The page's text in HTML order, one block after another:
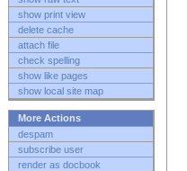
show print view
delete cache
attach file
check spelling
show like pages
show local site map
More Actions
despam
subscribe user
render as docbook